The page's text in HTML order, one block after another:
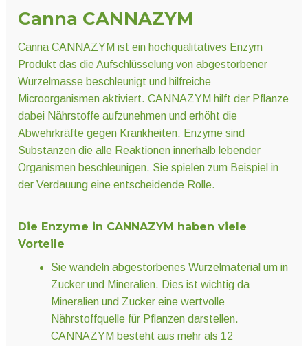
Canna CANNAZYM
Canna CANNAZYM ist ein hochqualitatives Enzym
Produkt das die Aufschlüsselung von abgestorbener
Wurzelmasse beschleunigt und hilfreiche
Microorganismen aktiviert. CANNAZYM hilft der Pflanze
dabei Nährstoffe aufzunehmen und erhöht die
Abwehrkräfte gegen Krankheiten. Enzyme sind
Substanzen die alle Reaktionen innerhalb lebender
Organismen beschleunigen. Sie spielen zum Beispiel in
der Verdauung eine entscheidende Rolle.
Die Enzyme in CANNAZYM haben viele
Vorteile
Sie wandeln abgestorbenes Wurzelmaterial um in
Zucker und Mineralien. Dies ist wichtig da
Mineralien und Zucker eine wertvolle
Nährstoffquelle für Pflanzen darstellen.
CANNAZYM besteht aus mehr als 12